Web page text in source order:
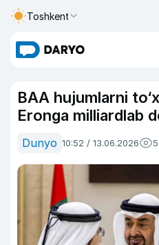
Toshkent
BAA hujumlarni
Eronga milliardlab
Dunyo 10:52 / 13.06.2026